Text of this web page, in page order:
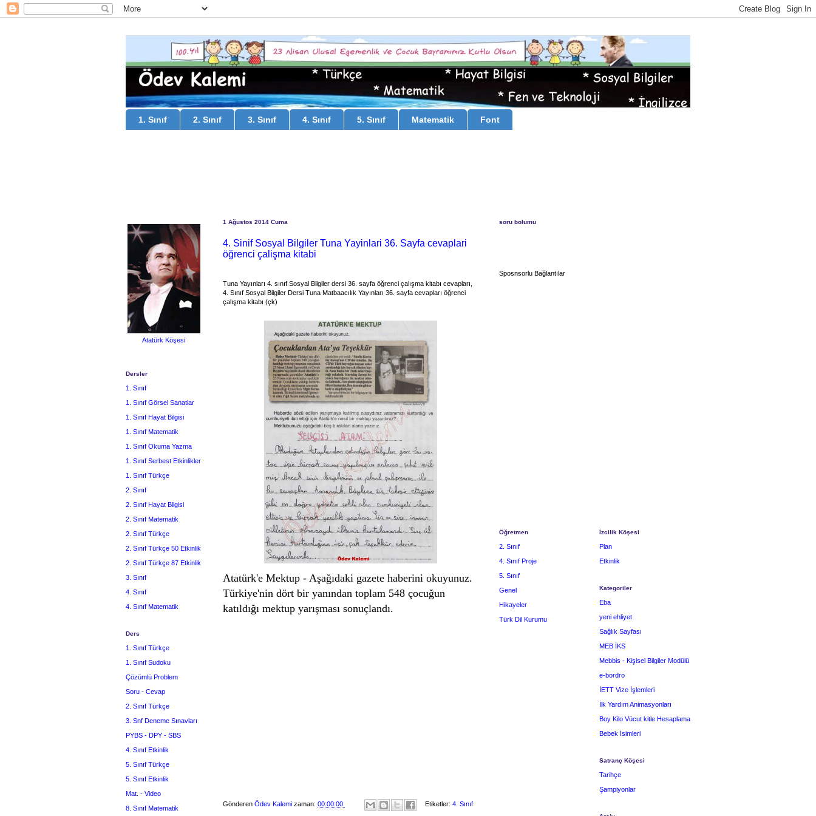
1. Sınıf 2. Sınıf 3. Sınıf 4. Sınıf 5. Sınıf Matematik Font
1 Ağustos 2014 Cuma
4. Sinif Sosyal Bilgiler Tuna Yayinlari 36. Sayfa cevaplari
öğrenci çalişma kitabi
Tuna Yayınları 4. sınıf Sosyal Bilgiler dersi 36. sayfa öğrenci çalışma kitabı cevapları,
4. Sınıf Sosyal Bilgiler Dersi Tuna Matbaacılık Yayınları 36. sayfa cevapları öğrenci
çalışma kitabı (çk)
Atatürk'e Mektup - Aşağıdaki gazete haberini okuyunuz.
Türkiye'nin dört bir yanından toplam 548 çocuğun
katıldığı mektup yarışması sonuçlandı.
Gönderen Ödev Kalemi zaman: 00:00:00 Etiketler: 4. Sınıf
Atatürk Köşesi
Dersler
1. Sınıf
1. Sınıf Görsel Sanatlar
1. Sınıf Hayat Bilgisi
1. Sınıf Matematik
1. Sınıf Okuma Yazma
1. Sınıf Serbest Etkinlikler
1. Sınıf Türkçe
2. Sınıf
2. Sınıf Hayat Bilgisi
2. Sınıf Matematik
2. Sınıf Türkçe
2. Sınıf Türkçe 50 Etkinlik
2. Sınıf Türkçe 87 Etkinlik
3. Sınıf
4. Sınıf
4. Sınıf Matematik
Ders
1. Sınıf Türkçe
1. Sınıf Sudoku
Çözümlü Problem
Soru - Cevap
2. Sınıf Türkçe
3. Snf Deneme Sınavları
PYBS - DPY - SBS
4. Sınıf Etkinlik
5. Sınıf Türkçe
5. Sınıf Etkinlik
Mat. - Video
8. Sınıf Matematik
soru bolumu
Sposnsorlu Bağlantılar
Öğretmen
2. Sınıf
4. Sınıf Proje
5. Sınıf
Genel
Hikayeler
Türk Dil Kurumu
İzcilik Köşesi
Plan
Etkinlik
Kategoriler
Eba
yeni ehliyet
Sağlık Sayfası
MEB İKS
Mebbis - Kişisel Bilgiler Modülü
e-bordro
İETT Vize İşlemleri
İlk Yardım Animasyonları
Boy Kilo Vücut kitle Hesaplama
Bebek İsimleri
Satranç Köşesi
Tarihçe
Şampiyonlar